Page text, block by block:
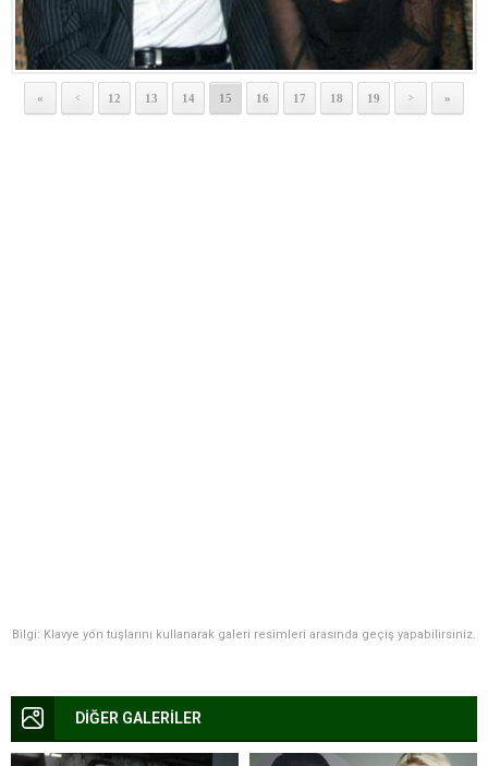
« < 12 13 14 15 16 17 18 19 > »
Bilgi: Klavye yön tuşlarını kullanarak galeri resimleri arasında geçiş yapabilirsiniz.
DİĞER GALERİLER